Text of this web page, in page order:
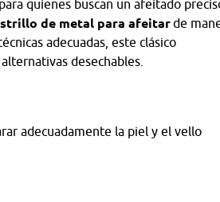
quienes buscan un afeitado
de metal para afeitarde
adecuadas, este clásico
desechables.
adecuadamente la piel y el vello